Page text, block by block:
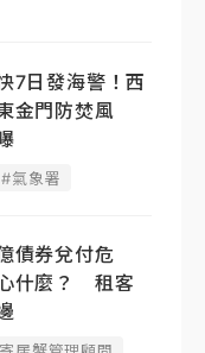
7日發海警！西
金門防焚風
#氣象署
債券兌付危
什麼？ 租客